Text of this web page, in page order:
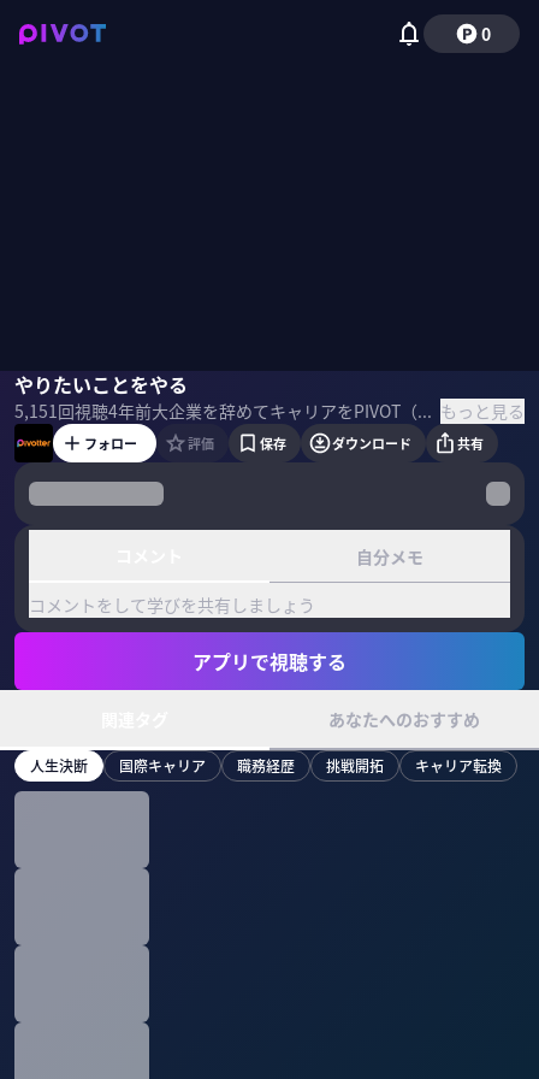
0
やりたいことをやる
5,151回視聴4年前 大企業を辞めてキャリアをPIVOT（方向転換）した“Pivotter”たちへの本音のインタビュー番組。 辞めた企業の前からスタートして、今のオフィスまでをめぐりながら、退職・転職・起業のリアルな実態を聞く。 出演 前田 大輔（ラクスル 執行役員／元住友商事） もっと見る
前田大輔
フォロー 評価 保存 ダウンロード 共有
自分メモ
コメントをして学びを共有しましょう
アプリで視聴する
あなたへのおすすめ
人生決断 国際キャリア 職務経歴 挑戦開拓 キャリア転換